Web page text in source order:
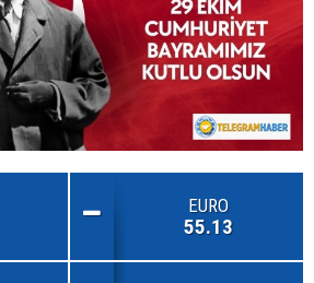
EURO
55.13